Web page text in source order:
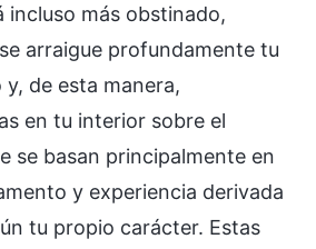
incluso más obstinado,
arraigue profundamente tu
de esta manera,
en tu interior sobre el
se basan principalmente en
y experiencia derivada
tu propio carácter. Estas